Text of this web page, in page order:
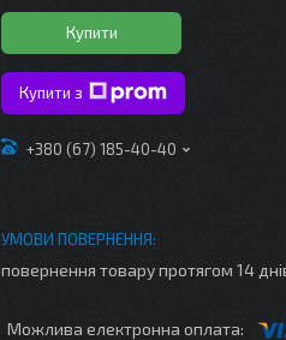
Купити
Купити з
+380 (67) 185-40-40
повернення товару протягом 14